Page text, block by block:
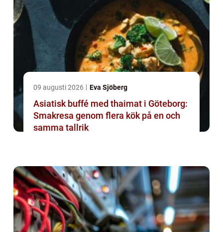
09 augusti 2026 Eva Sjöberg
Asiatisk buffé med thaimat i Göteborg:
Smakresa genom flera kök på en och
samma tallrik